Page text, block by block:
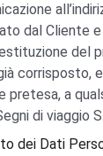
dal Cliente e
del
corrisposto,
pretesa, a
di viaggio
dei Dati